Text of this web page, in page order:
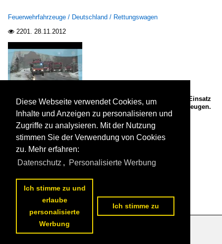
Feuerwehrfahrzeuge / Deutschland / Rettungswagen
 2201. 28.11.2012
Alljährlich Heiligabend (so auch 2012) ein weihnachtlicher Einsatz
der Freiwilligen Feuerwehr Torgelow mit ihren Einsatzfahrzeugen.
...Frohes Fest... 
Gerd Wiese
Feuerwehrfahrzeuge / Deutschland / Sonstiges
2 3 nächste Seite
Datenschutzerklärung
Diese Webseite verwendet Cookies, um
Inhalte und Anzeigen zu personalisieren und
Zugriffe zu analysieren. Mit der Nutzung
stimmen Sie der Verwendung von Cookies
zu. Mehr erfahren:
Datenschutz , Personalisierte Werbung
Ich stimme zu und
erlaube
personalisierte
Werbung
Ich stimme zu